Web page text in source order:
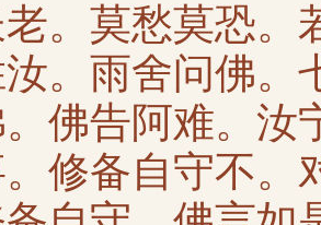
。莫愁莫恐。
。雨舍问佛。
。佛告阿难。汝
修备自守不。